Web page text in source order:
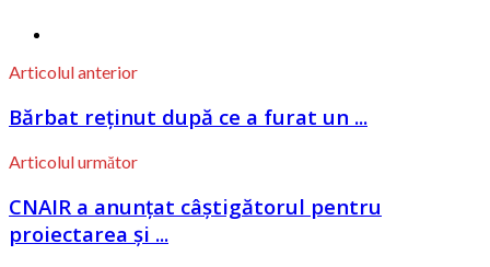
Articolul anterior
Bărbat reținut după ce a furat un ...
Articolul următor
CNAIR a anunțat câștigătorul pentru
proiectarea și ...